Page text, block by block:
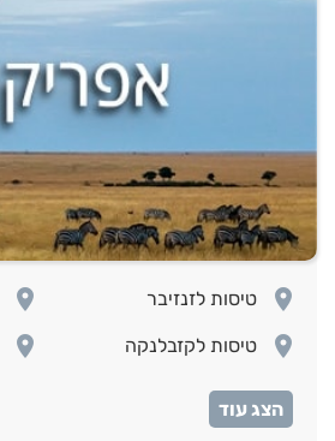
room טיסות לזנזיבר room
room טיסות לקזבלנקה room